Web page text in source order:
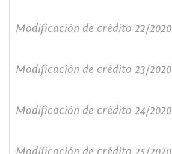
Modificación de crédito 22/2020
Modificación de crédito 23/2020
Modificación de crédito 24/2020